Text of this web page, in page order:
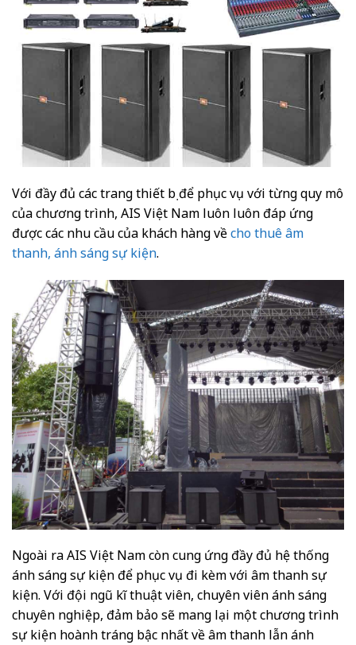
Với đầy đủ các trang thiết bị để phục vụ với từng quy mô
của chương trình, AIS Việt Nam luôn luôn đáp ứng
được các nhu cầu của khách hàng vềcho thuê âm
thanh, ánh sáng sự kiện.
Ngoài ra AIS Việt Nam còn cung ứng đầy đủ hệ thống
ánh sáng sự kiện để phục vụ đi kèm với âm thanh sự
kiện. Với đội ngũ kĩ thuật viên, chuyên viên ánh sáng
chuyên nghiệp, đảm bảo sẽ mang lại một chương trình
sự kiện hoành tráng bậc nhất về âm thanh lẫn ánh